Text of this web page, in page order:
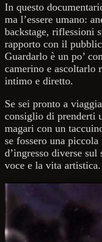
In questo
ma l’essere umano:
backstage, riflessioni
rapporto con il
Guardarlo è un po’
camerino e ascoltarlo
intimo e diretto.
Se sei pronto a
consiglio di prenderti
magari con un
se fossero una
d’ingresso diverse
voce e la vita artistica.